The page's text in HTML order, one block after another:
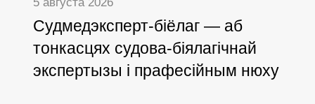
Cудмедэксперт-біёлаг — аб
тонкасцях судова-біялагічнай
экспертызы і прафесійным нюху